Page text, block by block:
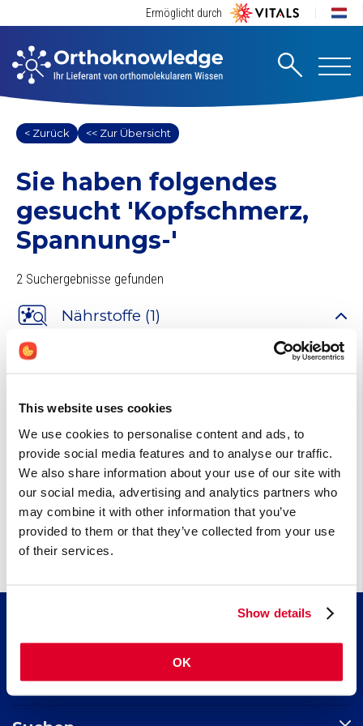
This website uses cookies
We use cookies to personalise content and ads, to
provide social media features and to analyse our traffic.
We also share information about your use of our site with
our social media, advertising and analytics partners who
may combine it with other information that you’ve
provided to them or that they’ve collected from your use
of their services.
Show details
OK
Ermöglicht durch
< Zurück << Zur Übersicht
Sie haben folgendes
gesucht 'Kopfschmerz,
Spannungs-'
2 Suchergebnisse gefunden
Nährstoffe (1)
Magnesium
eingebaut, 20 % befinden sich in den Muskeln und 20 % in anderen
Andere (0)
Kopfschmerz, Spannungs-
Wissen
Fortbildung